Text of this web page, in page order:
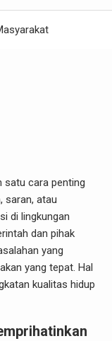
satu cara penting
saran, atau
di lingkungan
dan pihak
yang
yang tepat. Hal
kualitas hidup